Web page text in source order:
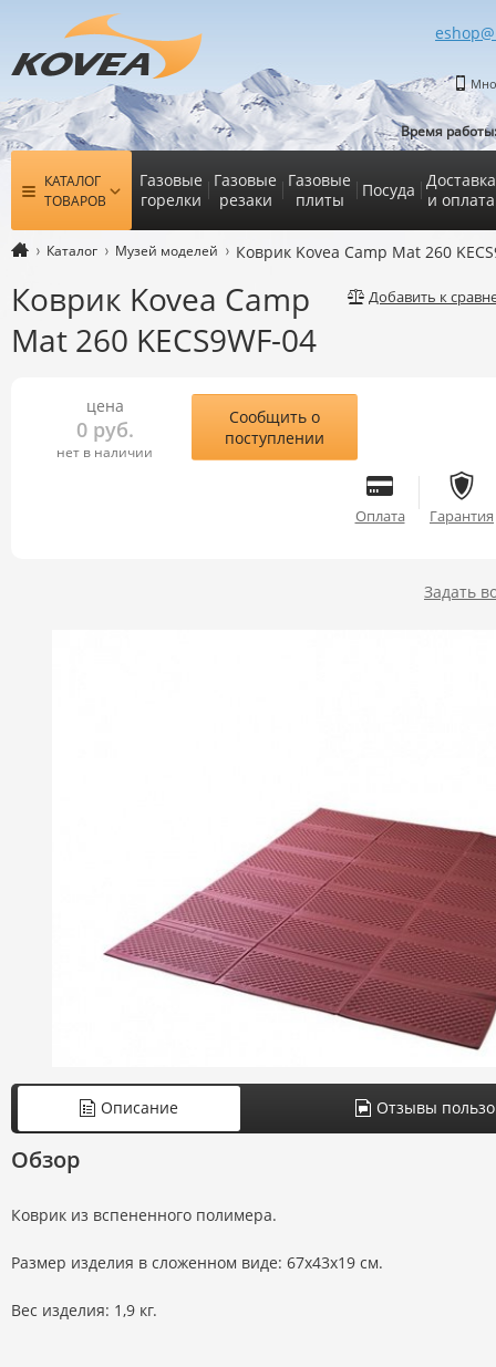
Время
КАТАЛОГ
ТОВАРОВ
Газовые
горелки
Газовые
резаки
Газовые
плиты
Посуда Доставка
и оплата
Каталог Музей моделей Коврик Kovea Camp Mat 260
Добавить к
Коврик Kovea Camp
Mat 260 KECS9WF-04
цена
0 руб.
нет в наличии
Сообщить о
поступлении
Оплата Гарантия
Задать
Описание Отзывы
Обзор
Коврик из вспененного полимера.
Размер изделия в сложенном виде: 67х43х19 см.
Вес изделия: 1,9 кг.